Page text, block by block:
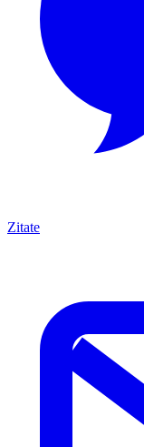
Zitate